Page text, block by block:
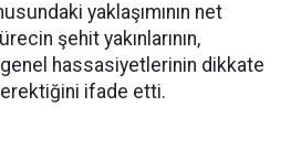
yaklaşımının net
şehit yakınlarının,
hassasiyetlerinin dikkate
ifade etti.